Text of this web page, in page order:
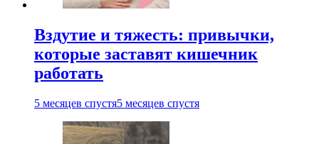
Вздутие и тяжесть: привычки,
которые заставят кишечник
работать
5 месяцев спустя5 месяцев спустя